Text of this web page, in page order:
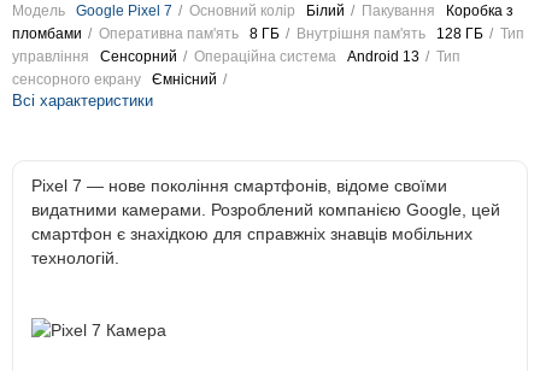
Модель Google Pixel 7 Основний колір Білий Пакування
Коробка з
пломбами
Оперативна пам'ять 8 ГБ Внутрішня пам'ять 128 ГБ
Тип
управління
Сенсорний Операційна система Android 13
Тип
сенсорного екрану
Ємнісний
Всі характеристики
Pixel 7 — нове покоління смартфонів, відоме своїми
видатними камерами. Розроблений компанією Google, цей
смартфон є знахідкою для справжніх знавців мобільних
технологій.